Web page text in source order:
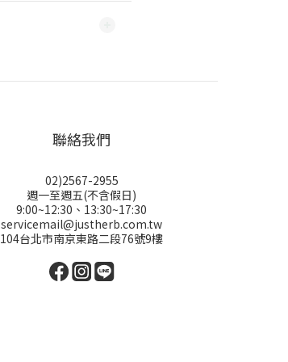
聯絡我們
02)2567-2955
週一至週五(不含假日)
9:00~12:30、13:30~17:30
servicemail@justherb.com.tw
104台北市南京東路二段76號9樓